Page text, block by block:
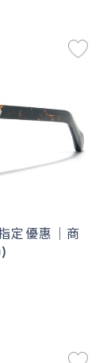
定優惠｜商